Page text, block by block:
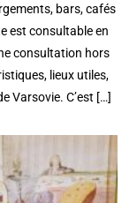
bars, cafés
est consultable en
consultation hors
lieux utiles,
Varsovie. C’est […]